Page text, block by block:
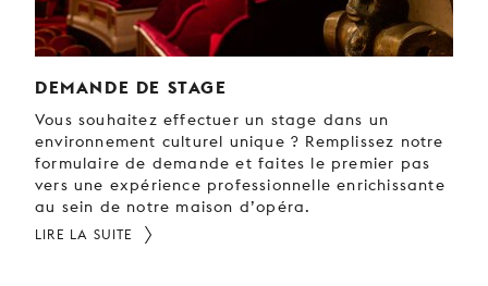
DEMANDE DE STAGE
Vous souhaitez effectuer un stage dans un
environnement culturel unique ? Remplissez notre
formulaire de demande et faites le premier pas
vers une expérience professionnelle enrichissante
au sein de notre maison d’opéra.
LIRE LA SUITE